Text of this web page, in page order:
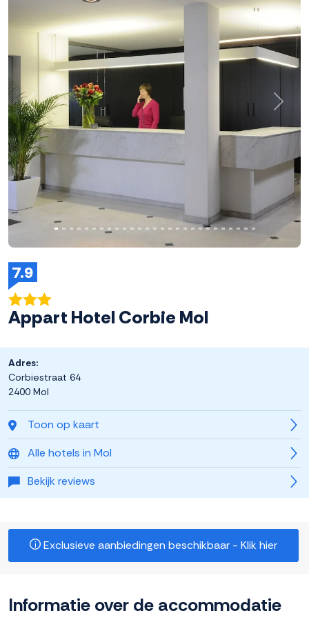
7.9
Appart Hotel Corbie Mol
Toon op kaart
Alle hotels in Mol
Bekijk reviews
Adres:
Corbiestraat 64
2400 Mol
Exclusieve aanbiedingen beschikbaar - Klik hier
Informatie over de accommodatie